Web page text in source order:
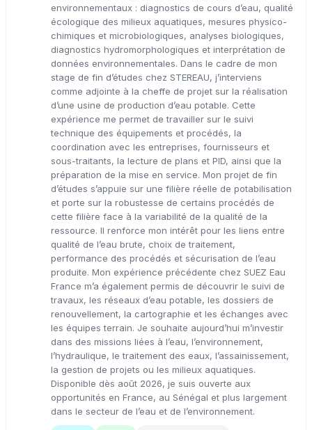
environnementaux : diagnostics de cours d’eau, qualité
écologique des milieux aquatiques, mesures physico-
chimiques et microbiologiques, analyses biologiques,
diagnostics hydromorphologiques et interprétation de
données environnementales. Dans le cadre de mon
stage de fin d’études chez STEREAU, j’interviens
comme adjointe à la cheffe de projet sur la réalisation
d’une usine de production d’eau potable. Cette
expérience me permet de travailler sur le suivi
technique des équipements et procédés, la
coordination avec les entreprises, fournisseurs et
sous-traitants, la lecture de plans et PID, ainsi que la
préparation de la mise en service. Mon projet de fin
d’études s’appuie sur une filière réelle de potabilisation
et porte sur la robustesse de certains procédés de
cette filière face à la variabilité de la qualité de la
ressource. Il renforce mon intérêt pour les liens entre
qualité de l’eau brute, choix de traitement,
performance des procédés et sécurisation de l’eau
produite. Mon expérience précédente chez SUEZ Eau
France m’a également permis de découvrir le suivi de
travaux, les réseaux d’eau potable, les dossiers de
renouvellement, la cartographie et les échanges avec
les équipes terrain. Je souhaite aujourd’hui m’investir
dans des missions liées à l’eau, l’environnement,
l’hydraulique, le traitement des eaux, l’assainissement,
la gestion de projets ou les milieux aquatiques.
Disponible dès août 2026, je suis ouverte aux
opportunités en France, au Sénégal et plus largement
dans le secteur de l’eau et de l’environnement.